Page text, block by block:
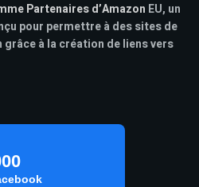
Partenaires d’Amazon EU, un
pour permettre à des sites de
à la création de liens vers